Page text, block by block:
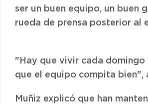
ser un buen equipo, un buen
rueda de prensa posterior al
"Hay que vivir cada
que el equipo compita bien",
Muñiz explicó que han